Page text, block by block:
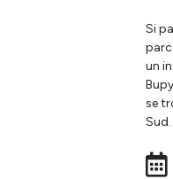
Si
un
se